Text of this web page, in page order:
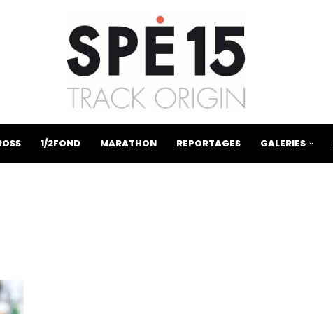
1/2FOND MARATHON REPORTAGES GALERIES